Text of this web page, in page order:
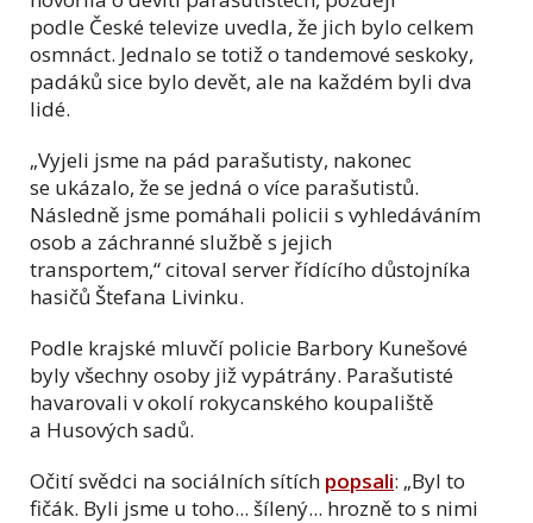
podle České televize uvedla, že jich bylo celkem
osmnáct. Jednalo se totiž o tandemové seskoky,
padáků sice bylo devět, ale na každém byli dva
lidé.
„Vyjeli jsme na pád parašutisty, nakonec
se ukázalo, že se jedná o více parašutistů.
Následně jsme pomáhali policii s vyhledáváním
osob a záchranné službě s jejich
transportem,“ citoval server řídícího důstojníka
hasičů Štefana Livinku.
Podle krajské mluvčí policie Barbory Kunešové
byly všechny osoby již vypátrány. Parašutisté
havarovali v okolí rokycanského koupaliště
a Husových sadů.
Očití svědci na sociálních sítích popsali: „Byl to
fičák. Byli jsme u toho... šílený... hrozně to s nimi